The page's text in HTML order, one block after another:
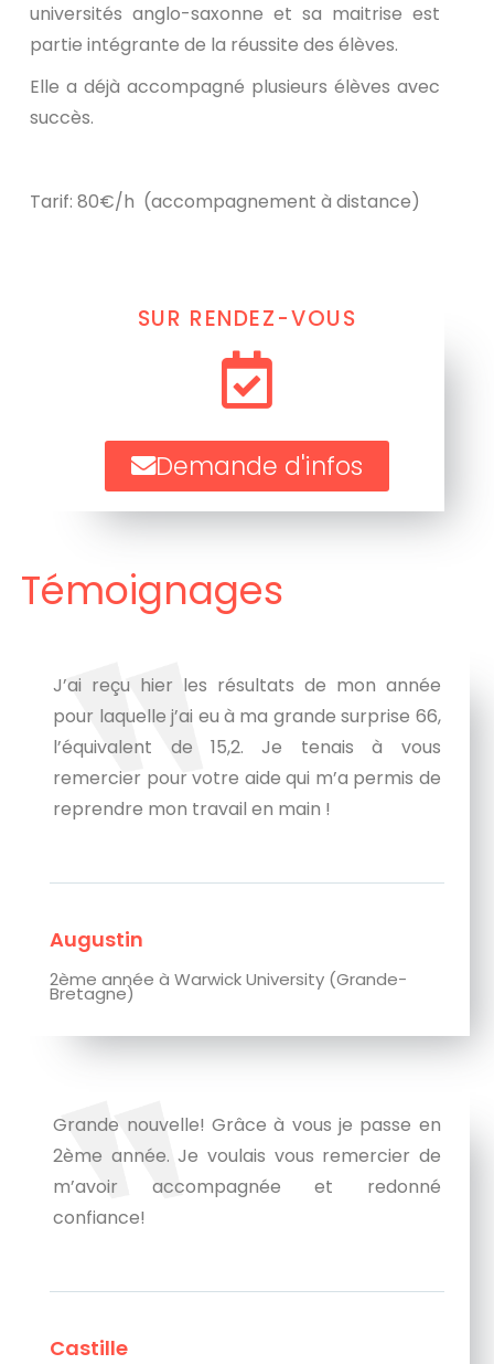
universités anglo-saxonne et sa maitrise est
partie intégrante de la réussite des élèves.
Elle a déjà accompagné plusieurs élèves avec
succès.
Tarif: 80€/h (accompagnement à distance)
SUR RENDEZ-VOUS
Demande d'infos
Témoignages
J’ai reçu hier les résultats de mon année
pour laquelle j’ai eu à ma grande surprise 66,
l’équivalent de 15,2. Je tenais à vous
remercier pour votre aide qui m’a permis de
reprendre mon travail en main !
Augustin
2ème année à Warwick University (Grande-
Bretagne)
Grande nouvelle! Grâce à vous je passe en
2ème année. Je voulais vous remercier de
m’avoir accompagnée et redonné
confiance!
Castille